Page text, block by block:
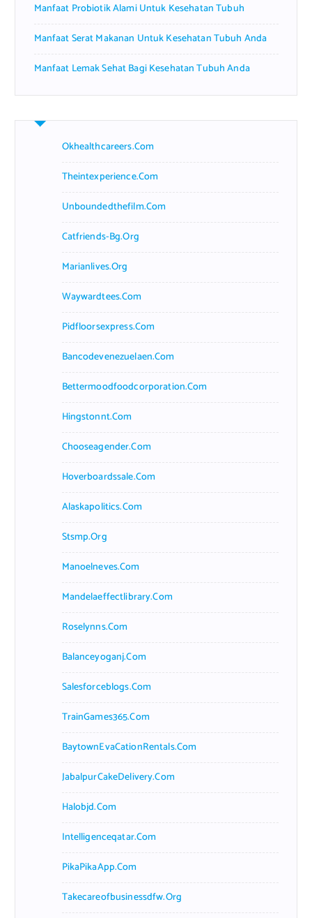
Manfaat Probiotik Alami Untuk Kesehatan Tubuh
Manfaat Serat Makanan Untuk Kesehatan Tubuh Anda
Manfaat Lemak Sehat Bagi Kesehatan Tubuh Anda
Okhealthcareers.com
Theintexperience.com
Unboundedthefilm.com
Catfriends-Bg.org
Marianlives.org
Waywardtees.com
Pidfloorsexpress.com
Bancodevenezuelaen.com
Bettermoodfoodcorporation.com
Hingstonnt.com
Chooseagender.com
Hoverboardssale.com
Alaskapolitics.com
Stsmp.org
Manoelneves.com
Mandelaeffectlibrary.com
Roselynns.com
Balanceyoganj.com
Salesforceblogs.com
TrainGames365.com
BaytownEvaCationRentals.com
JabalpurCakeDelivery.com
Halobjd.com
Intelligenceqatar.com
PikaPikaApp.com
Takecareofbusinessdfw.org